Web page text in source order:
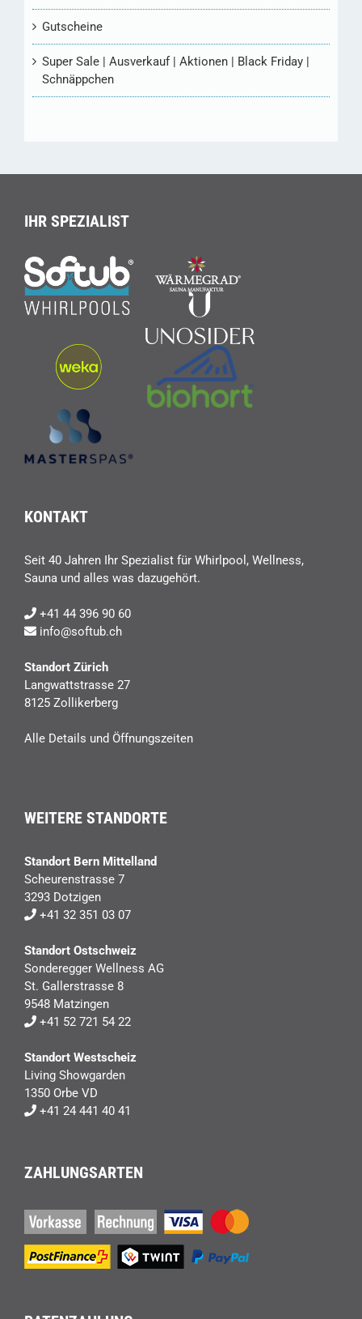
Gutscheine
Super Sale | Ausverkauf | Aktionen | Black Friday |
Schnäppchen
IHR SPEZIALIST
KONTAKT
Seit 40 Jahren Ihr Spezialist für Whirlpool, Wellness,
Sauna und alles was dazugehört.
+41 44 396 90 60
info@softub.ch
Standort Zürich
Langwattstrasse 27
8125 Zollikerberg
Alle Details und Öffnungszeiten
WEITERE STANDORTE
Standort Bern Mittelland
Scheurenstrasse 7
3293 Dotzigen
+41 32 351 03 07
Standort Ostschweiz
Sonderegger Wellness AG
St. Gallerstrasse 8
9548 Matzingen
+41 52 721 54 22
Standort Westscheiz
Living Showgarden
1350 Orbe VD
+41 24 441 40 41
ZAHLUNGSARTEN